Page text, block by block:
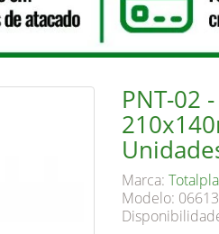
PNT-02
Marca:
Modelo: